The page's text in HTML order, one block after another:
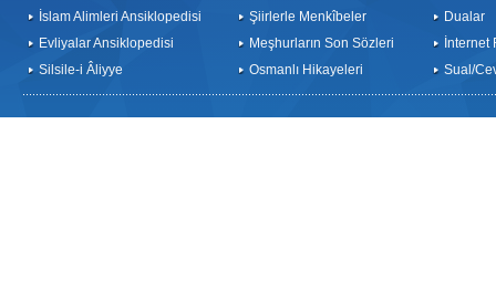
İslam Alimleri Ansiklopedisi
Evliyalar Ansiklopedisi
Silsile-i Âliyye
Şiirlerle Menkîbeler
Meşhurların Son Sözleri
Osmanlı Hikayeleri
Dualar
İnternet
Sual/